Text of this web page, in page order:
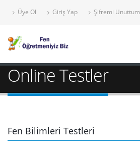
Üye Ol Giriş Yap Şifremi Unuttum
Online Testler
Fen Bilimleri Testleri